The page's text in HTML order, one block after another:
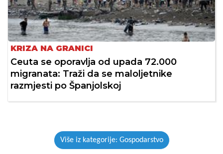
KRIZA NA GRANICI
Ceuta se oporavlja od upada 72.000
migranata: Traži da se maloljetnike
razmjesti po Španjolskoj
Više iz kategorije: Gospodarstvo